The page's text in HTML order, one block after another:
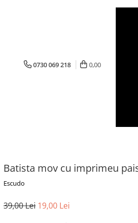
0730 069 218 0,00
Batista mov cu imprimeu
Escudo
39,00 Lei 19,00 Lei